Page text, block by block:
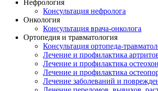
Нефрология
Консультация нефролога
Онкология
Консультация врача-онколога
Ортопедия и травматология
Консультация ортопеда-
Лечение и профилактика
Лечение и профилактика
Лечение и профилактика
Лечение заболеваний и